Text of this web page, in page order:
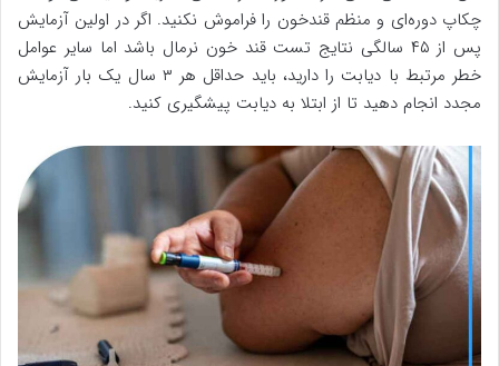
چکاپ دوره‌ای و منظم قندخون را فراموش نکنید. اگر در اولین آزمایش
پس از ۴۵ سالگی نتایج تست قند خون نرمال باشد اما سایر عوامل
خطر مرتبط با دیابت را دارید، باید حداقل هر ۳ سال یک بار آزمایش
مجدد انجام دهید تا از ابتلا به دیابت پیشگیری کنید.